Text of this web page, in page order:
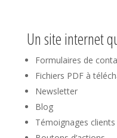
Un site internet
Formulaires de
Fichiers PDF à
Newsletter
Blog
Témoignages clients